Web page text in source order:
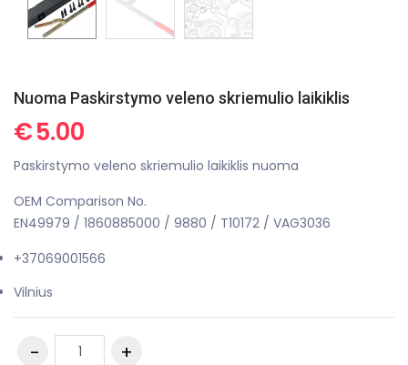
Nuoma Paskirstymo veleno skriemulio laikiklis
€5.00
Paskirstymo veleno skriemulio laikiklis nuoma
OEM Comparison No.
EN49979 / 1860885000 / 9880 / T10172 / VAG3036
+37069001566
Vilnius